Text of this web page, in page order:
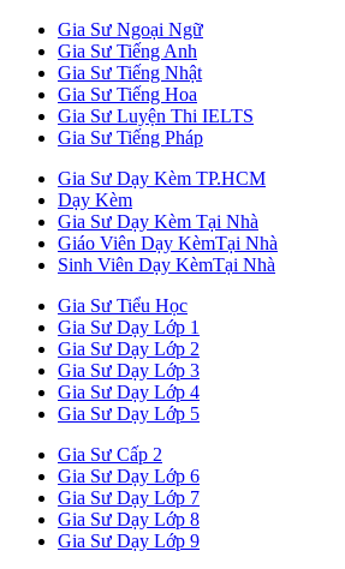
Gia Sư Ngoại Ngữ
Gia Sư Tiếng Anh
Gia Sư Tiếng Nhật
Gia Sư Tiếng Hoa
Gia Sư Luyện Thi IELTS
Gia Sư Tiếng Pháp
Gia Sư Dạy Kèm TP.HCM
Dạy Kèm
Gia Sư Dạy Kèm Tại Nhà
Giáo Viên Dạy KèmTại Nhà
Sinh Viên Dạy KèmTại Nhà
Gia Sư Tiểu Học
Gia Sư Dạy Lớp 1
Gia Sư Dạy Lớp 2
Gia Sư Dạy Lớp 3
Gia Sư Dạy Lớp 4
Gia Sư Dạy Lớp 5
Gia Sư Cấp 2
Gia Sư Dạy Lớp 6
Gia Sư Dạy Lớp 7
Gia Sư Dạy Lớp 8
Gia Sư Dạy Lớp 9